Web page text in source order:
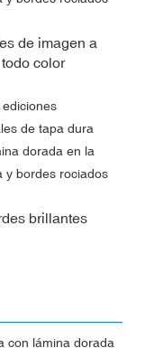
de imagen a
todo color
brillantes